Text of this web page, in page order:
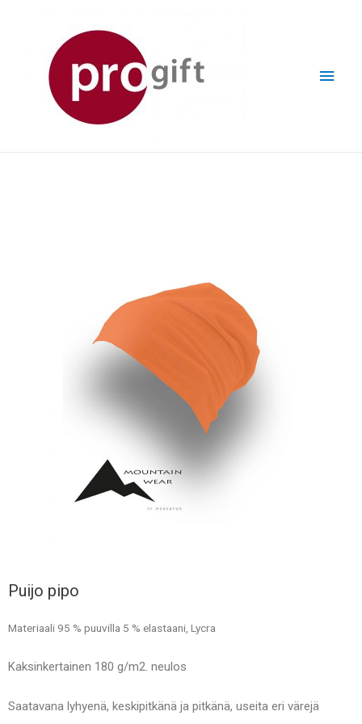
Puijo pipo
Materiaali 95 % puuvilla 5 % elastaani, Lycra
Kaksinkertainen 180 g/m2. neulos
Saatavana lyhyenä, keskipitkänä ja pitkänä, useita eri värejä